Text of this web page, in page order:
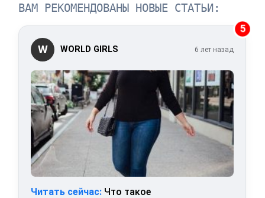
ВАМ РЕКОМЕНДОВАНЫ НОВЫЕ СТАТЬИ:
5
W WORLD GIRLS 6 лет назад
Читать сейчас: Что такое